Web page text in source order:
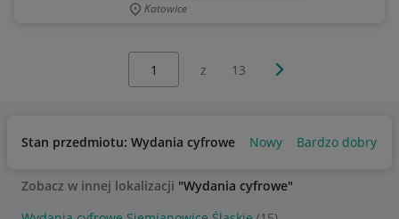
Katowice
z 13 Następna strona
Stan przedmiotu: Wydania cyfrowe Nowy Bardzo dobry
Zobacz w innej lokalizacji "Wydania cyfrowe"